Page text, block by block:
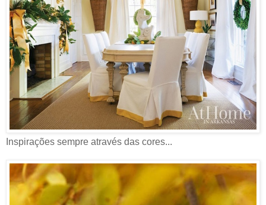
Inspirações sempre através das cores...